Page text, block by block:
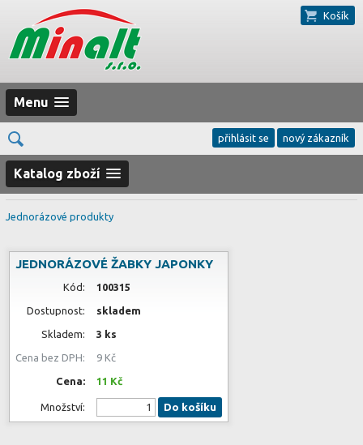
Košík
Menu
přihlásit se nový zákazník
Katalog zboží
Jednorázové produkty
JEDNORÁZOVÉ ŽABKY JAPONKY
Kód: 100315
Dostupnost: skladem
Skladem: 3 ks
Cena bez DPH: 9 Kč
Cena: 11 Kč
Množství: Do košíku